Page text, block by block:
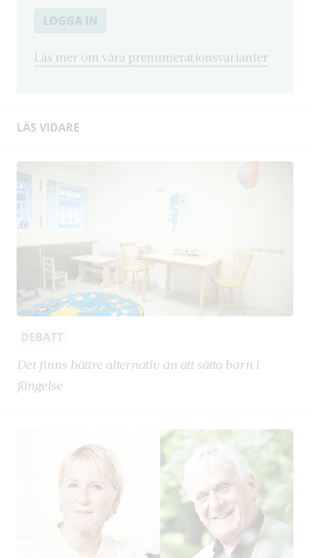
LOGGA IN
Läs mer om våra prenumerationsvarianter
LÄS VIDARE
DEBATT
Det finns bättre alternativ än att sätta barn i
fängelse